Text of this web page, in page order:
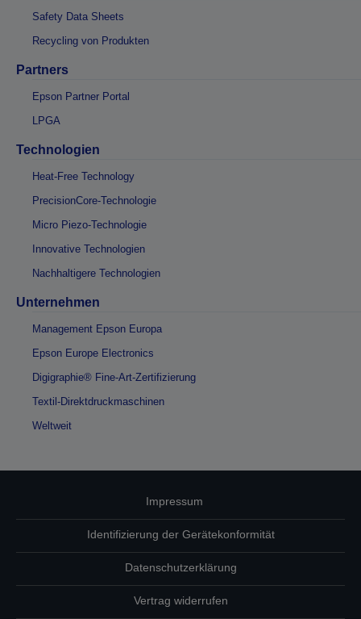
Safety Data Sheets
Recycling von Produkten
Partners
Epson Partner Portal
LPGA
Technologien
Heat-Free Technology
PrecisionCore-Technologie
Micro Piezo-Technologie
Innovative Technologien
Nachhaltigere Technologien
Unternehmen
Management Epson Europa
Epson Europe Electronics
Digigraphie® Fine-Art-Zertifizierung
Textil-Direktdruckmaschinen
Weltweit
Impressum
Identifizierung der Gerätekonformität
Datenschutzerklärung
Vertrag widerrufen